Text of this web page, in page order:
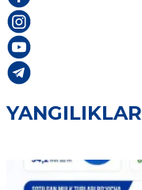
YANGILIKLAR